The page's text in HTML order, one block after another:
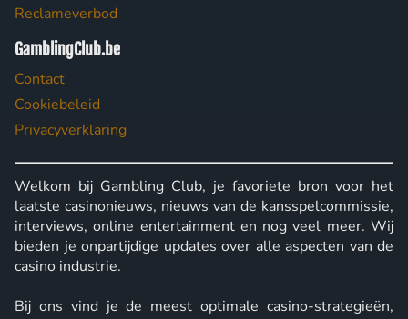
Reclameverbod
GamblingClub.be
Contact
Cookiebeleid
Privacyverklaring
Welkom bij Gambling Club, je favoriete bron voor het
laatste casinonieuws, nieuws van de kansspelcommissie,
interviews, online entertainment en nog veel meer. Wij
bieden je onpartijdige updates over alle aspecten van de
casino industrie.
Bij ons vind je de meest optimale casino-strategieën,